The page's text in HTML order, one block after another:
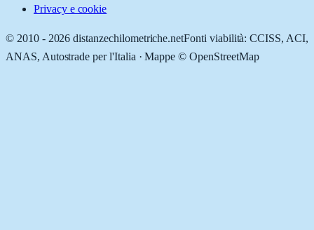
Privacy e cookie
© 2010 - 2026 distanzechilometriche.netFonti viabilità: CCISS, ACI,
ANAS, Autostrade per l'Italia · Mappe © OpenStreetMap